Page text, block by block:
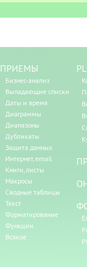
ПРИЕМЫ
Бизнес-анализ
Выпадающие списки
Даты и время
Диаграммы
Диапазоны
Дубликаты
Защита данных
Интернет, email
Книги, листы
Макросы
Сводные таблицы
Текст
Форматирование
Функции
Всякое